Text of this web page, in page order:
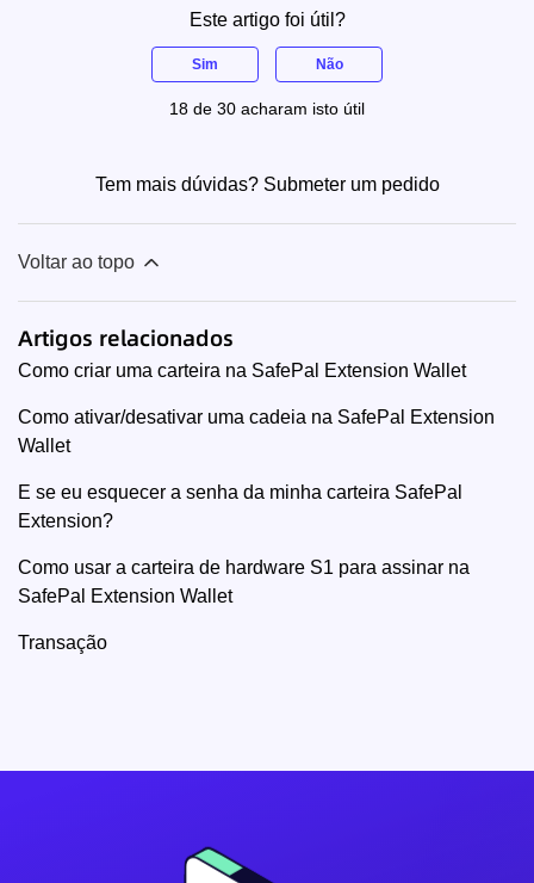
Este artigo foi útil?
Sim Não
18 de 30 acharam isto útil
Tem mais dúvidas? Submeter um pedido
Voltar ao topo
Artigos relacionados
Como criar uma carteira na SafePal Extension Wallet
Como ativar/desativar uma cadeia na SafePal Extension
Wallet
E se eu esquecer a senha da minha carteira SafePal
Extension?
Como usar a carteira de hardware S1 para assinar na
SafePal Extension Wallet
Transação